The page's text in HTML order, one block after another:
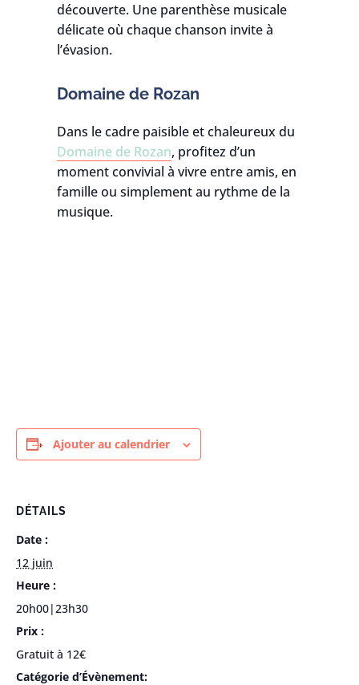
découverte. Une parenthèse musicale
délicate où chaque chanson invite à
l’évasion.
Domaine de Rozan
Dans le cadre paisible et chaleureux du
Domaine de Rozan, profitez d’un
moment convivial à vivre entre amis, en
famille ou simplement au rythme de la
musique.
Ajouter au calendrier
DÉTAILS
Date :
12 juin
Heure :
20h00|23h30
Prix :
Gratuit à 12€
Catégorie d’Évènement: